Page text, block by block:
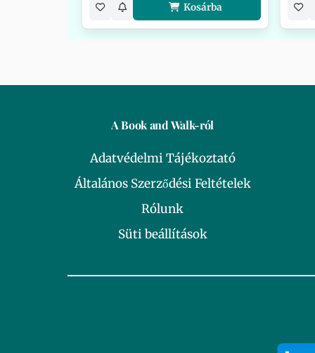
Kosárba
A Book and Walk-ról
Adatvédelmi Tájékoztató
Általános Szerződési Feltételek
Rólunk
Süti beállítások